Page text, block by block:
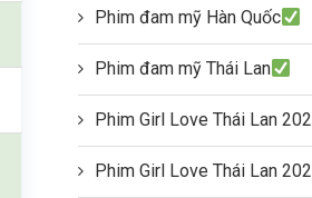
Phim đam mỹ Hàn Quốc
Phim đam mỹ Thái Lan
Phim Girl Love Thái Lan
Phim Girl Love Thái Lan